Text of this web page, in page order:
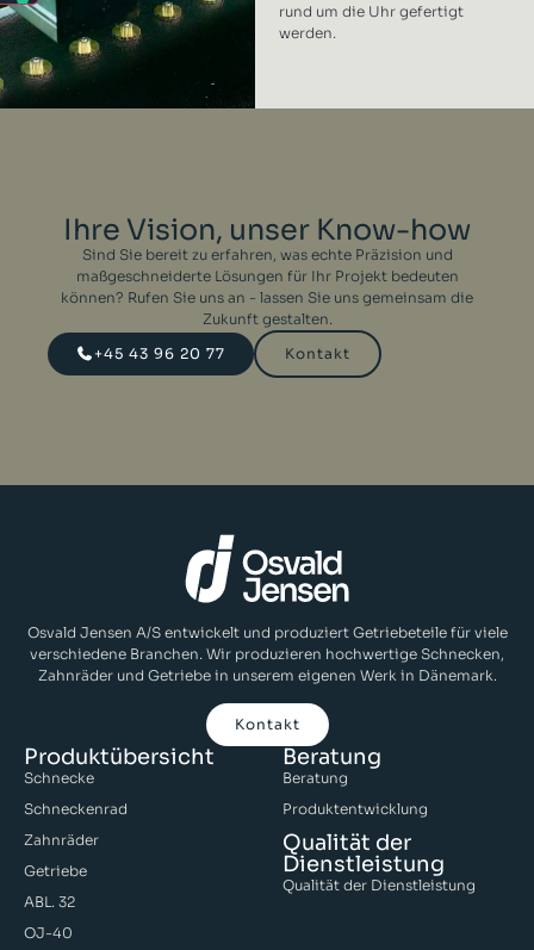
rund um die Uhr gefertigt
werden.
Ihre Vision, unser Know-how
Sind Sie bereit zu erfahren, was echte Präzision und
maßgeschneiderte Lösungen für Ihr Projekt bedeuten
können? Rufen Sie uns an - lassen Sie uns gemeinsam die
Zukunft gestalten.
+45 43 96 20 77
Kontakt
Osvald Jensen A/S entwickelt und produziert Getriebeteile für viele
verschiedene Branchen. Wir produzieren hochwertige Schnecken,
Zahnräder und Getriebe in unserem eigenen Werk in Dänemark.
Kontakt
Produktübersicht
Schnecke
Schneckenrad
Zahnräder
Getriebe
ABL. 32
OJ-40
Beratung
Beratung
Produktentwicklung
Qualität der
Dienstleistung
Qualität der Dienstleistung